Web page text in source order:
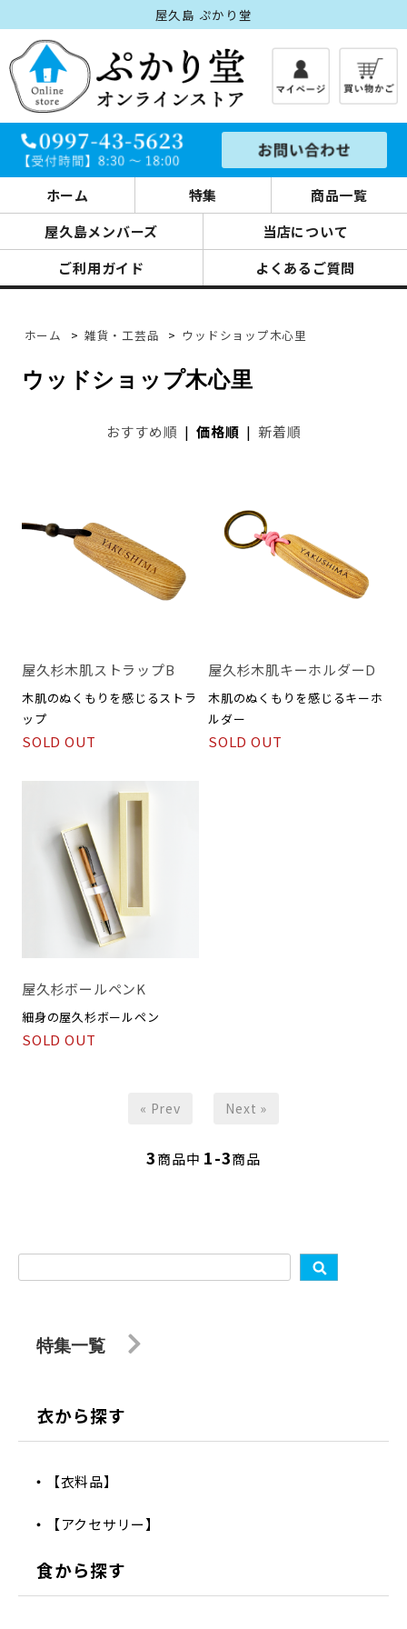
屋久島 ぷかり堂
ホーム 特集
商品一覧
屋久島メンバーズ
当店について
ご利用ガイド
よくあるご質問
ホーム > 雑貨・工芸品 > ウッドショップ木心里
ウッドショップ木心里
おすすめ順 |価格順 | 新着順
屋久杉木肌ストラップB
木肌のぬくもりを感じるストラ
ップ
SOLD OUT
屋久杉木肌キーホルダーD
木肌のぬくもりを感じるキーホ
ルダー
SOLD OUT
屋久杉ボールペンK
細身の屋久杉ボールペン
SOLD OUT
« Prev Next »
3商品中 1-3商品
特集一覧
衣から探す
【衣料品】
【アクセサリー】
食から探す